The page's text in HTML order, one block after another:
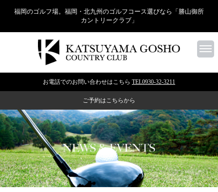
福岡のゴルフ場。福岡・北九州のゴルフコース選びなら「勝山御所
カントリークラブ」
お電話でのお問い合わせはこちら TEL0930-32-3211
ご予約はこちらから